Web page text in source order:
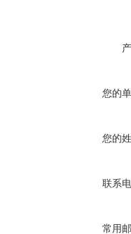
您的
您的
联系
常用